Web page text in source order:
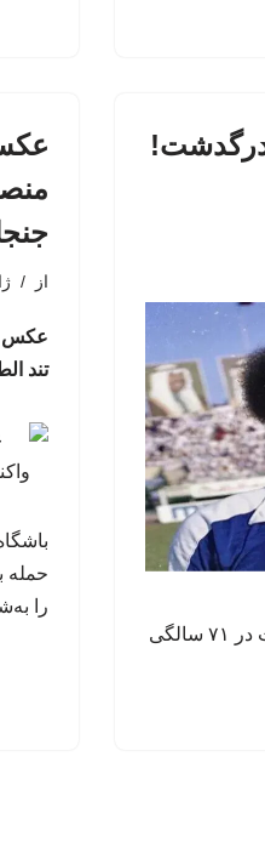
درگدشت!
فتحی کمیل، ستاره تیم ملی کویت در ۷۱ سالگی
از
عکس |
تند
حمله
را